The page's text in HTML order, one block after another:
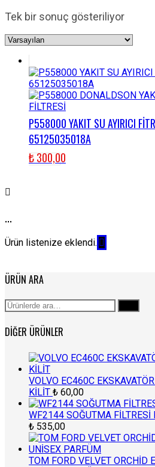
Tek bir sonuç gösteriliyor
P558000 YAKIT SU AYIRICI
65125035018A
₺300,00
...
Ürün listenize eklendi.
ÜRÜN ARA
Ara:
DIĞER ÜRÜNLER
VOLVO EC460C
KİLİT ₺ 60,00
WF2144 SOĞUTMA FİLTRESİ
₺ 535,00
TOM FORD VELVET ORCHİD